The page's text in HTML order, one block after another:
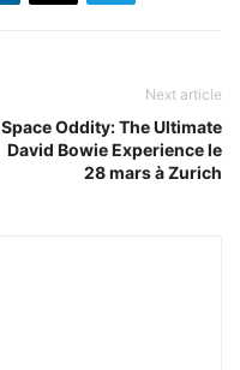
Next article
Space Oddity: The Ultimate
David Bowie Experience le
28 mars à Zurich